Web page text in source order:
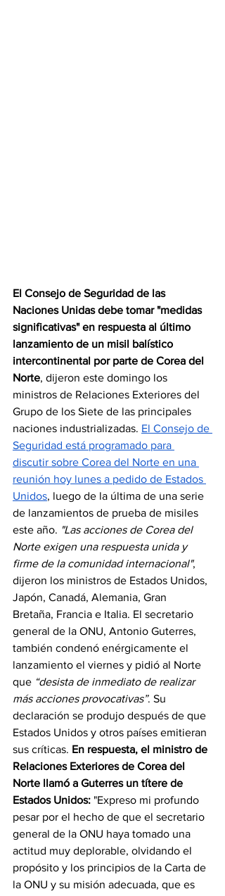
El Consejo de Seguridad de las
Naciones Unidas debe tomar "medidas
significativas" en respuesta al último
lanzamiento de un misil balístico
intercontinental por parte de Corea del
Norte, dijeron este domingo los
ministros de Relaciones Exteriores del
Grupo de los Siete de las principales
naciones industrializadas. El Consejo de
Seguridad está programado para
discutir sobre Corea del Norte en una
reunión hoy lunes a pedido de Estados
Unidos, luego de la última de una serie
de lanzamientos de prueba de misiles
este año. "Las acciones de Corea del
Norte exigen una respuesta unida y
firme de la comunidad internacional",
dijeron los ministros de Estados Unidos,
Japón, Canadá, Alemania, Gran
Bretaña, Francia e Italia. El secretario
general de la ONU, Antonio Guterres,
también condenó enérgicamente el
lanzamiento el viernes y pidió al Norte
que “desista de inmediato de realizar
más acciones provocativas”. Su
declaración se produjo después de que
Estados Unidos y otros países emitieran
sus críticas. En respuesta, el ministro de
Relaciones Exteriores de Corea del
Norte llamó a Guterres un títere de
Estados Unidos: "Expreso mi profundo
pesar por el hecho de que el secretario
general de la ONU haya tomado una
actitud muy deplorable, olvidando el
propósito y los principios de la Carta de
la ONU y su misión adecuada, que es